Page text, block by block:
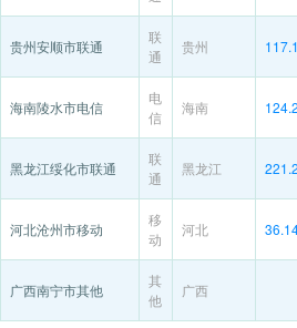
贵州安顺市联通
联
通
贵州
海南陵水市电信
电
信
海南
黑龙江绥化市联通
联
通
黑龙江
河北沧州市移动
移
动
河北
广西南宁市其他
其
他
广西